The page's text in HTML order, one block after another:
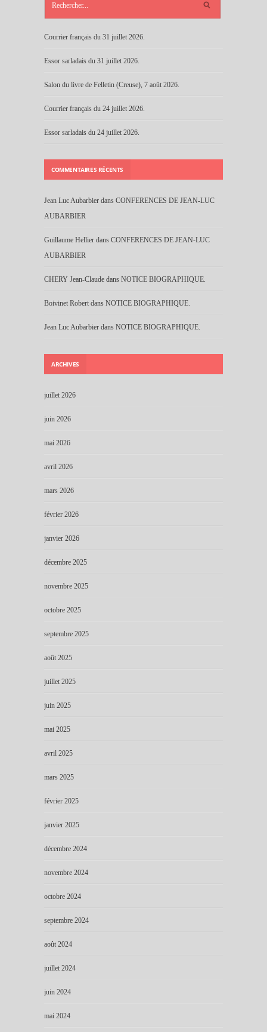
Courrier français du 31 juillet 2026.
Essor sarladais du 31 juillet 2026.
Salon du livre de Felletin (Creuse), 7 août 2026.
Courrier français du 24 juillet 2026.
Essor sarladais du 24 juillet 2026.
COMMENTAIRES RÉCENTS
Jean Luc Aubarbier dans CONFERENCES DE JEAN-LUC
AUBARBIER
Guillaume Hellier dans CONFERENCES DE JEAN-LUC
AUBARBIER
CHERY Jean-Claude dans NOTICE BIOGRAPHIQUE.
Boivinet Robert dans NOTICE BIOGRAPHIQUE.
Jean Luc Aubarbier dans NOTICE BIOGRAPHIQUE.
ARCHIVES
juillet 2026
juin 2026
mai 2026
avril 2026
mars 2026
février 2026
janvier 2026
décembre 2025
novembre 2025
octobre 2025
septembre 2025
août 2025
juillet 2025
juin 2025
mai 2025
avril 2025
mars 2025
février 2025
janvier 2025
décembre 2024
novembre 2024
octobre 2024
septembre 2024
août 2024
juillet 2024
juin 2024
mai 2024